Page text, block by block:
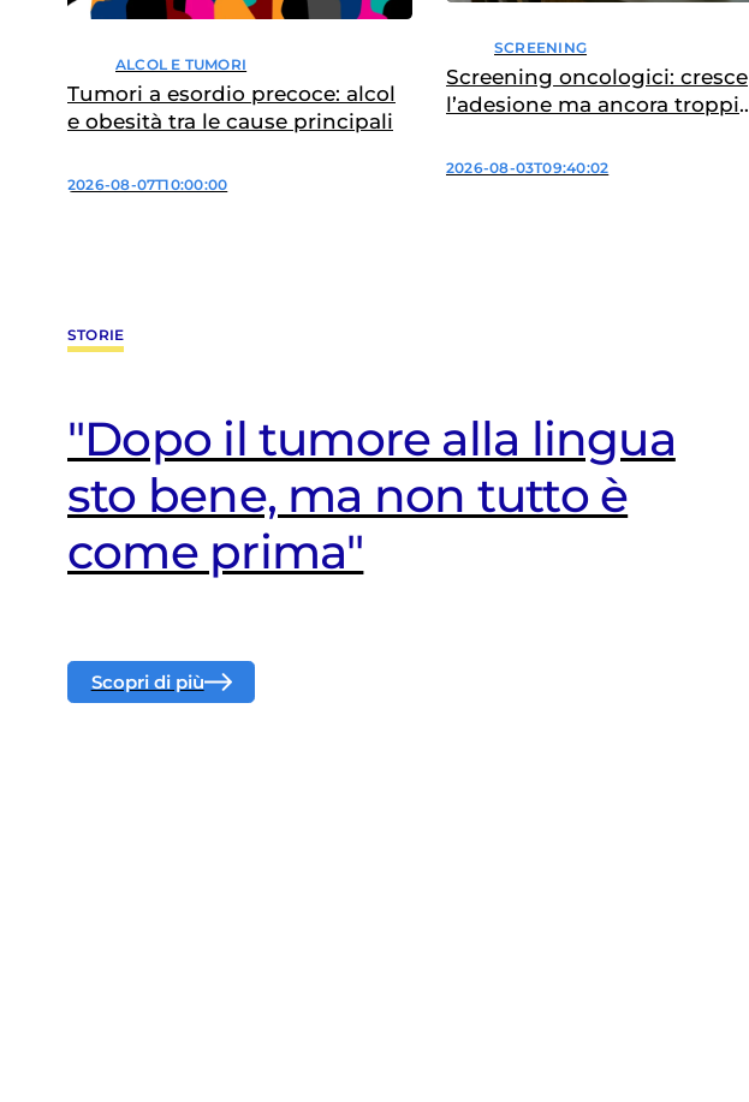
ALCOL E TUMORI
Tumori a esordio precoce: alcol
e obesità tra le cause principali
2026-08-07T10:00:00
SCREENING
Screening oncologici: cresce
l’adesione ma ancora troppi
2026-08-03T09:40:02
STORIE
"Dopo il tumore alla lingua
sto bene, ma non tutto è
come prima"
Scopri di più
«Con il tumore ho scoperto
una forza che non pensavo
di avere»
Scopri di più
“Con la malattia di mio
figlio ho riscoperto il valore
della normalità”
Scopri di più